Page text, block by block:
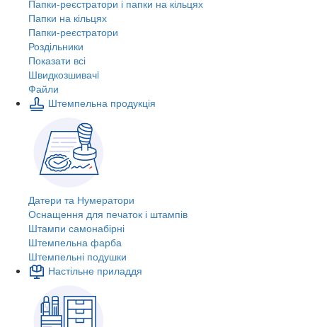
Папки-реєстратори і папки на кільцях
Папки на кільцях
Папки-реєстратори
Роздільники
Показати всі
Швидкозшивачi
Файли
Штемпельна продукція
Датери та Нумератори
Оснащення для печаток і штампів
Штампи самонабірні
Штемпельна фарба
Штемпельні подушки
Настільне приладдя